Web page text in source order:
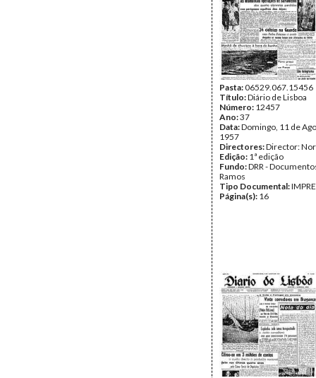
Pasta:06529.067.15456
Título:Diário de Lisboa
Número: 12457
Ano:37
Data:Domingo, 11 de
1957
Directores:Director:
Edição: 1ª edição
Fundo:DRR -
Ramos
Tipo Documental:
Página(s): 16